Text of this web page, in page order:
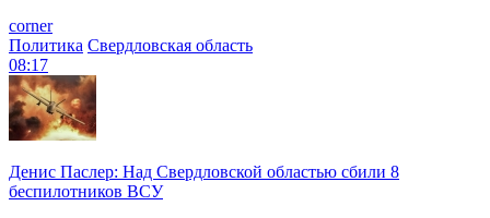
corner
Политика Свердловская область
08:17
Денис Паслер: Над Свердловской областью сбили 8
беспилотников ВСУ